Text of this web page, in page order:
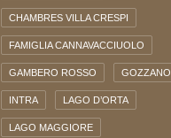
CHAMBRES VILLA CRESPI
FAMIGLIA CANNAVACCIUOLO
GAMBERO ROSSO GOZZANO
INTRA LAGO D’ORTA
LAGO MAGGIORE